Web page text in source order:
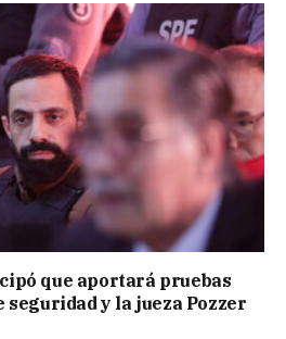
que aportará pruebas
seguridad y la jueza Pozzer